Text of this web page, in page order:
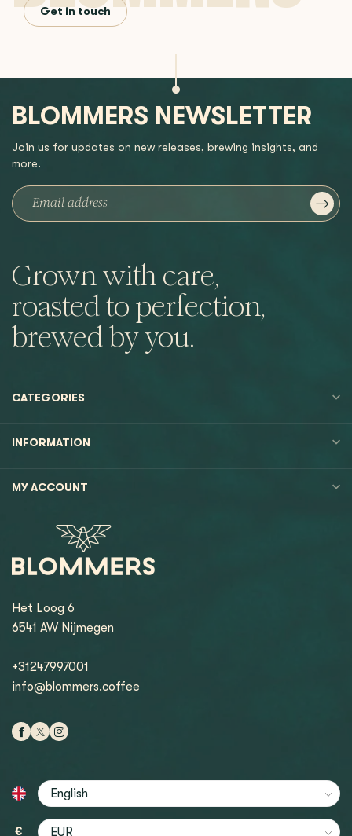
Get in touch
Grown with care,
roasted to perfection,
brewed by you.
BLOMMERS NEWSLETTER
Join us for updates on new releases, brewing insights, and
more.
CATEGORIES
INFORMATION
MY ACCOUNT
Het Loog 6
6541 AW Nijmegen
+31247997001
info@blommers.coffee
€